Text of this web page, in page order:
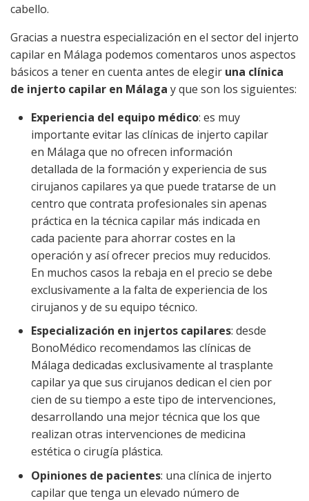
cabello.
Gracias a nuestra especialización en el sector del injerto
capilar en Málaga podemos comentaros unos aspectos
básicos a tener en cuenta antes de elegir una clínica
de injerto capilar en Málaga y que son los siguientes:
Experiencia del equipo médico: es muy
importante evitar las clínicas de injerto capilar
en Málaga que no ofrecen información
detallada de la formación y experiencia de sus
cirujanos capilares ya que puede tratarse de un
centro que contrata profesionales sin apenas
práctica en la técnica capilar más indicada en
cada paciente para ahorrar costes en la
operación y así ofrecer precios muy reducidos.
En muchos casos la rebaja en el precio se debe
exclusivamente a la falta de experiencia de los
cirujanos y de su equipo técnico.
Especialización en injertos capilares: desde
BonoMédico recomendamos las clínicas de
Málaga dedicadas exclusivamente al trasplante
capilar ya que sus cirujanos dedican el cien por
cien de su tiempo a este tipo de intervenciones,
desarrollando una mejor técnica que los que
realizan otras intervenciones de medicina
estética o cirugía plástica.
Opiniones de pacientes: una clínica de injerto
capilar que tenga un elevado número de